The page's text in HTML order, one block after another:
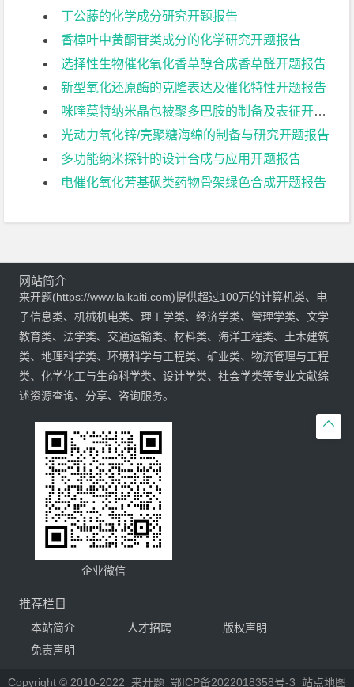
丁公藤的化学成分研究开题报告
香樟叶中黄酮苷类成分的化学研究开题报告
选择性生物催化氧化香草醇合成香草醛开题报告
新型氧化还原酶的克隆表达及催化特性开题报告
咪喹莫特纳米晶包被聚多巴胺的制备及表征开题报告
光动力氧化锌/壳聚糖海绵的制备与研究开题报告
多功能纳米探针的设计合成与应用开题报告
电催化氧化芳基砜类药物骨架绿色合成开题报告

网站简介
来开题(https://www.laikaiti.com)提供超过100万的计算机类、电
子信息类、机械机电类、理工学类、经济学类、管理学类、文学
教育类、法学类、交通运输类、材料类、海洋工程类、土木建筑
类、地理科学类、环境科学与工程类、矿业类、物流管理与工程
类、化学化工与生命科学类、设计学类、社会学类等专业文献综
述资源查询、分享、咨询服务。
企业微信
推荐栏目
本站简介 人才招聘
版权声明
免责声明
Copyright © 2010-2022 来开题 鄂ICP备2022018358号-3 站点地图